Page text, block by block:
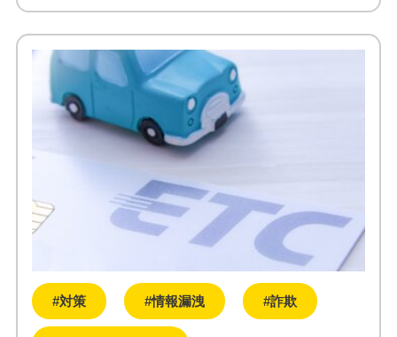
#対策 #情報漏洩 #詐欺